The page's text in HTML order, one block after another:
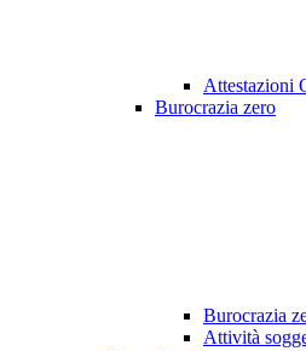
Attestazioni
Burocrazia zero
Burocrazia
Attività